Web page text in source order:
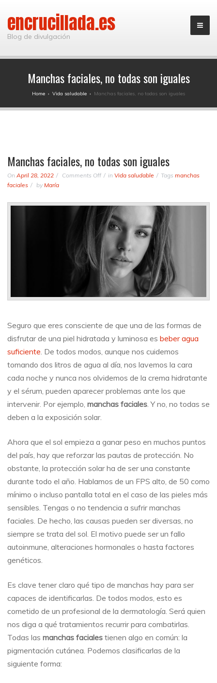
encrucillada.es
Blog de divulgación
Manchas faciales, no todas son iguales
Home › Vida saludable › Manchas faciales, no todas son iguales
Manchas faciales, no todas son iguales
On April 28, 2022 Comments Offon
no
todas
son
iguales
in Vida saludable Tags manchas
faciales
by María
Seguro que eres consciente de que una de las formas de
disfrutar de una piel hidratada y luminosa es beber agua
suficiente. De todos modos, aunque nos cuidemos
tomando dos litros de agua al día, nos lavemos la cara
cada noche y nunca nos olvidemos de la crema hidratante
y el sérum, pueden aparecer problemas ante los que
intervenir. Por ejemplo, manchas faciales. Y no, no todas se
deben a la exposición solar.
Ahora que el sol empieza a ganar peso en muchos puntos
del país, hay que reforzar las pautas de protección. No
obstante, la protección solar ha de ser una constante
durante todo el año. Hablamos de un FPS alto, de 50 como
mínimo o incluso pantalla total en el caso de las pieles más
sensibles. Tengas o no tendencia a sufrir manchas
faciales. De hecho, las causas pueden ser diversas, no
siempre se trata del sol. El motivo puede ser un fallo
autoinmune, alteraciones hormonales o hasta factores
genéticos.
Es clave tener claro qué tipo de manchas hay para ser
capaces de identificarlas. De todos modos, esto es
cometido de un profesional de la dermatología. Será quien
nos diga a qué tratamientos recurrir para combatirlas.
Todas las manchas faciales tienen algo en común: la
pigmentación cutánea. Podemos clasificarlas de la
siguiente forma: